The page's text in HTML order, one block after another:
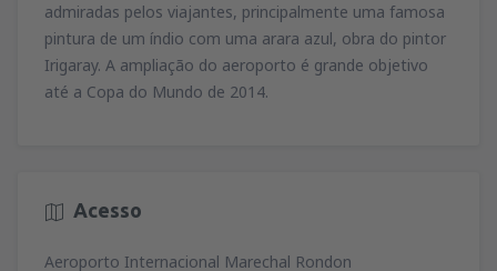
admiradas pelos viajantes, principalmente uma famosa
pintura de um índio com uma arara azul, obra do pintor
Irigaray. A ampliação do aeroporto é grande objetivo
até a Copa do Mundo de 2014.
Acesso
Aeroporto Internacional Marechal Rondon